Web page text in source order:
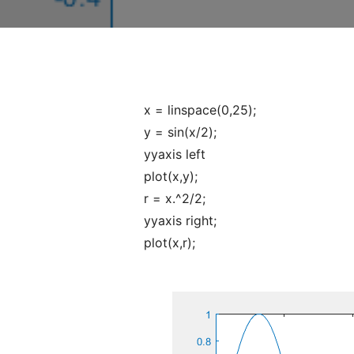
x = linspace(0,25);
y = sin(x/2);
yyaxis left
plot(x,y);
r = x.^2/2;
yyaxis right;
plot(x,r);